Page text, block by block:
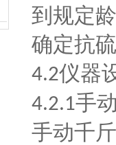
到规定
确定抗
4.2仪器
4.2.1手
手动千